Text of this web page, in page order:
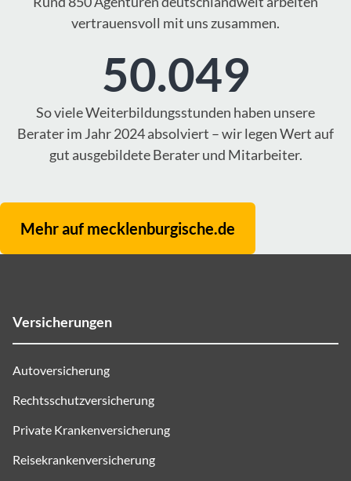
vertrauensvoll mit uns zusammen.
50.049
So viele Weiterbildungsstunden haben unsere
Berater im Jahr 2024 absolviert – wir legen Wert auf
gut ausgebildete Berater und Mitarbeiter.
Mehr auf mecklenburgische.de
Versicherungen
Autoversicherung
Rechtsschutzversicherung
Private Krankenversicherung
Reisekrankenversicherung